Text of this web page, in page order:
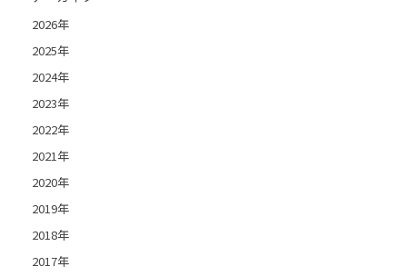
2026年
2025年
2024年
2023年
2022年
2021年
2020年
2019年
2018年
2017年